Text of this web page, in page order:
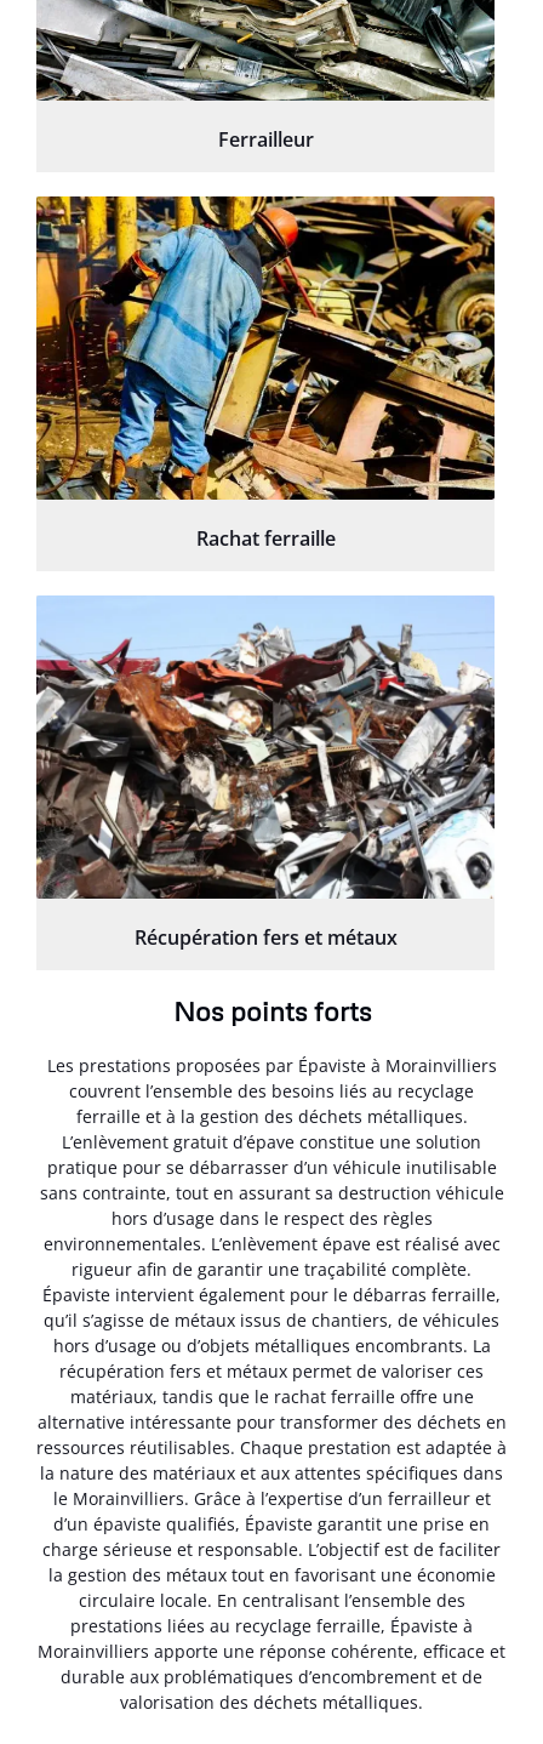
Ferrailleur
Rachat ferraille
Récupération fers et métaux
Nos points forts
Les prestations proposées par Épaviste à Morainvilliers
couvrent l’ensemble des besoins liés au recyclage
ferraille et à la gestion des déchets métalliques.
L’enlèvement gratuit d’épave constitue une solution
pratique pour se débarrasser d’un véhicule inutilisable
sans contrainte, tout en assurant sa destruction véhicule
hors d’usage dans le respect des règles
environnementales. L’enlèvement épave est réalisé avec
rigueur afin de garantir une traçabilité complète.
Épaviste intervient également pour le débarras ferraille,
qu’il s’agisse de métaux issus de chantiers, de véhicules
hors d’usage ou d’objets métalliques encombrants. La
récupération fers et métaux permet de valoriser ces
matériaux, tandis que le rachat ferraille offre une
alternative intéressante pour transformer des déchets en
ressources réutilisables. Chaque prestation est adaptée à
la nature des matériaux et aux attentes spécifiques dans
le Morainvilliers. Grâce à l’expertise d’un ferrailleur et
d’un épaviste qualifiés, Épaviste garantit une prise en
charge sérieuse et responsable. L’objectif est de faciliter
la gestion des métaux tout en favorisant une économie
circulaire locale. En centralisant l’ensemble des
prestations liées au recyclage ferraille, Épaviste à
Morainvilliers apporte une réponse cohérente, efficace et
durable aux problématiques d’encombrement et de
valorisation des déchets métalliques.